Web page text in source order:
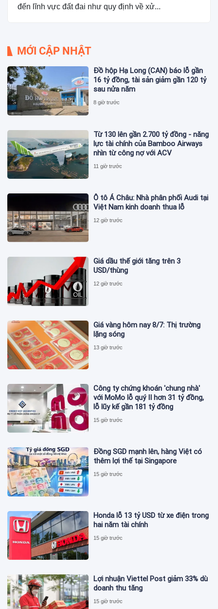
đến lĩnh vực đất đai như quy định về xử...
MỚI CẬP NHẬT
Đồ hộp Hạ Long (CAN) báo lỗ gần
16 tỷ đồng, tài sản giảm gần 120 tỷ
sau nửa năm
8 giờ trước
Từ 130 lên gần 2.700 tỷ đồng - năng
lực tài chính của Bamboo Airways
nhìn từ công nợ với ACV
11 giờ trước
Ô tô Á Châu: Nhà phân phối Audi tại
Việt Nam kinh doanh thua lỗ
12 giờ trước
Giá dầu thế giới tăng trên 3
USD/thùng
12 giờ trước
Giá vàng hôm nay 8/7: Thị trường
lặng sóng
13 giờ trước
Công ty chứng khoán 'chung nhà'
với MoMo lỗ quý II hơn 31 tỷ đồng,
lỗ lũy kế gần 181 tỷ đồng
15 giờ trước
Đồng SGD mạnh lên, hàng Việt có
thêm lợi thế tại Singapore
15 giờ trước
Honda lỗ 13 tỷ USD từ xe điện trong
hai năm tài chính
15 giờ trước
Lợi nhuận Viettel Post giảm 33% dù
doanh thu tăng
15 giờ trước